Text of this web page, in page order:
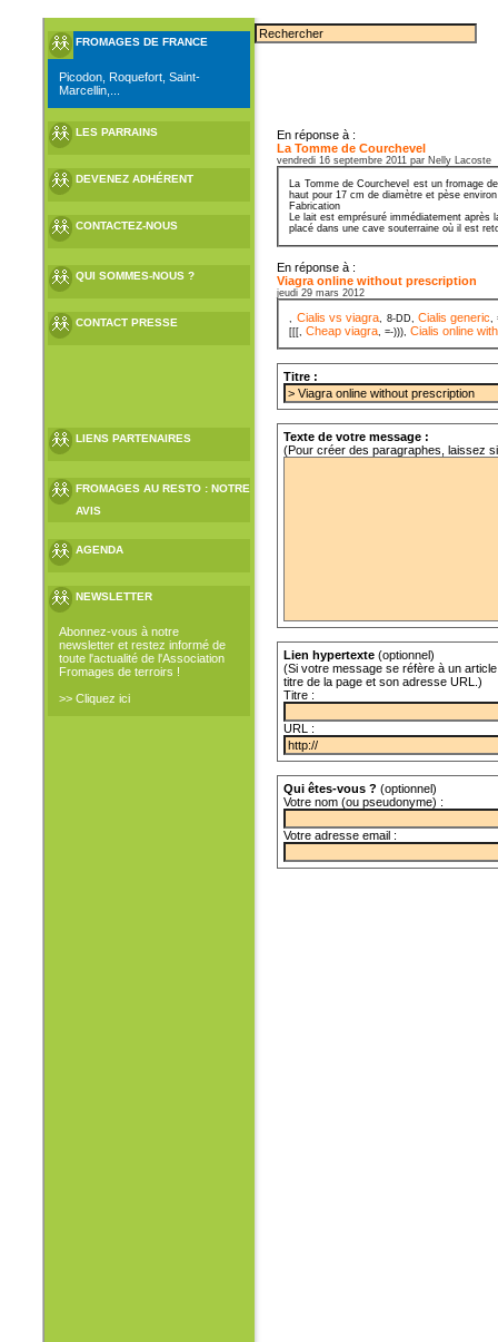
FROMAGES DE FRANCE
Picodon, Roquefort, Saint-
Marcellin,...
LES PARRAINS
DEVENEZ ADHÉRENT
CONTACTEZ-NOUS
QUI SOMMES-NOUS ?
CONTACT PRESSE
LIENS PARTENAIRES
FROMAGES AU RESTO : NOTRE
AVIS
AGENDA
NEWSLETTER
Abonnez-vous à notre
newsletter et restez informé de
toute l'actualité de l'Association
Fromages de terroirs !
>> Cliquez ici
En réponse à :
La Tomme de Courchevel
vendredi 16 septembre 2011 par Nelly Lacoste
La Tomme de Courchevel est un fromage
haut pour 17 cm de diamètre et pèse
Fabrication
Le lait est emprésuré immédiatement
placé dans une cave souterraine où il est
En réponse à :
Viagra online without prescription
jeudi 29 mars 2012
, Cialis vs viagra, 8-DD, Cialis generic,
[[[,Cheap viagra, =-))),Cialis online
Titre :
Texte de votre message :
(Pour créer des paragraphes, laissez
Lien hypertexte (optionnel)
(Si votre message se réfère à un
titre de la page et son adresse URL.)
Titre :
URL :
Qui êtes-vous ? (optionnel)
Votre nom (ou pseudonyme) :
Votre adresse email :